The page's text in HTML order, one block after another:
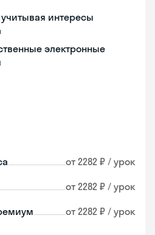
учитывая интересы
электронные
от 2282 ₽ / урок
от 2282 ₽ / урок
от 2282 ₽ / урок